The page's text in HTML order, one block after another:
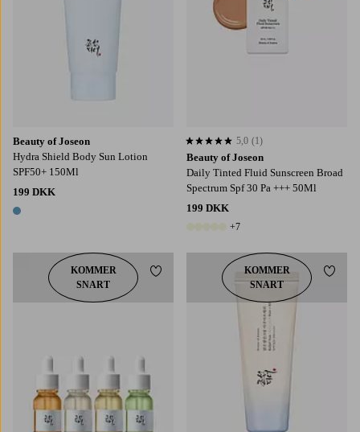
Beauty of Joseon
Hydra Shield Body Sun Lotion
SPF50+ 150Ml
199 DKK
1 farve
Beauty of Joseon
Daily Tinted Fluid Sunscreen Broad
Spectrum Spf 30 Pa +++ 50Ml
199 DKK
+7
5,0 baseret på 1 bedømmelser
5,0 (1)
KOMMER
SNART
Tilføj til favoritterKOMMER
SNART